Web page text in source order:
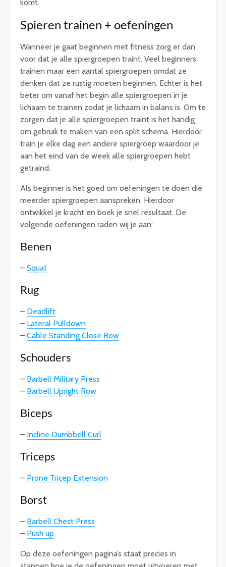
komt.
Spieren trainen + oefeningen
Wanneer je gaat beginnen met fitness zorg er dan
voor dat je alle spiergroepen traint. Veel beginners
trainen maar een aantal spiergroepen omdat ze
denken dat ze rustig moeten beginnen. Echter is het
beter om vanaf het begin alle spiergroepen in je
lichaam te trainen zodat je lichaam in balans is. Om te
zorgen dat je alle spiergroepen traint is het handig
om gebruik te maken van een split schema. Hierdoor
train je elke dag een andere spiergroep waardoor je
aan het eind van de week alle spiergroepen hebt
getraind.
Als beginner is het goed om oefeningen te doen die
meerder spiergroepen aanspreken. Hierdoor
ontwikkel je kracht en boek je snel resultaat. De
volgende oefeningen raden wij je aan:
Benen
– Squat
Rug
– Deadlift
– Lateral Pulldown
– Cable Standing Close Row
Schouders
– Barbell Military Press
– Barbell Upright Row
Biceps
– Incline Dumbbell Curl
Triceps
– Prone Tricep Extension
Borst
– Barbell Chest Press
– Push up
Op deze oefeningen pagina’s staat precies in